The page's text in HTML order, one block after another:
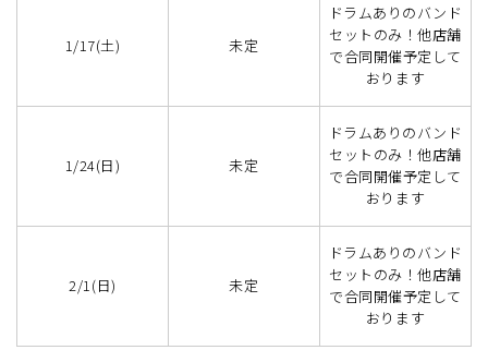
1/17(土) 未定
ドラムありのバンド
セットのみ！他店舗
で合同開催予定して
おります
1/24(日) 未定
ドラムありのバンド
セットのみ！他店舗
で合同開催予定して
おります
2/1(日) 未定
ドラムありのバンド
セットのみ！他店舗
で合同開催予定して
おります